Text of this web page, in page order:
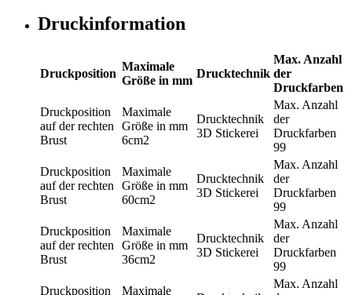
Druckinformation
Druckposition
Maximale
Größe in mm
Drucktechnik
Max. Anzahl
der
Druckfarben
Druckposition
auf der rechten
Brust
Maximale
Größe in mm
6cm2
Drucktechnik
3D Stickerei
Max. Anzahl
der
Druckfarben
99
Druckposition
auf der rechten
Brust
Maximale
Größe in mm
60cm2
Drucktechnik
3D Stickerei
Max. Anzahl
der
Druckfarben
99
Druckposition
auf der rechten
Brust
Maximale
Größe in mm
36cm2
Drucktechnik
3D Stickerei
Max. Anzahl
der
Druckfarben
99
Druckposition
Maximale
Max. Anzahl